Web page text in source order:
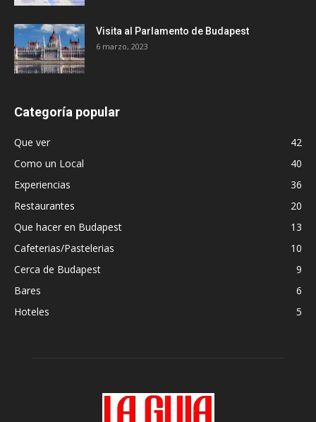
Visita al Parlamento de Budapest
6 marzo, 2023
Categoría popular
Que ver
42
Como un Local
40
Experiencias
36
Restaurantes
20
Que hacer en Budapest
13
Cafeterias/Pastelerias
10
Cerca de Budapest
9
Bares
6
Hoteles
5